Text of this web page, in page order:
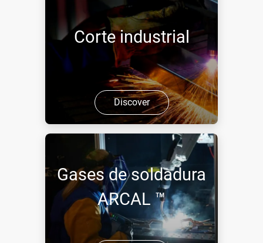
Corte industrial
Discover
Gases de soldadura
ARCAL ™